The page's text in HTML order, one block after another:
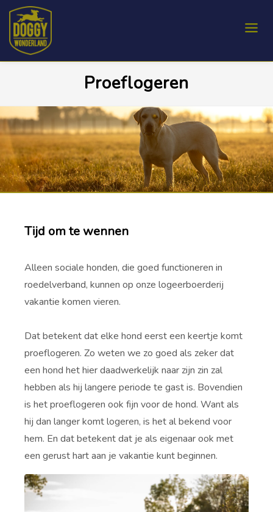
Proeflogeren
Tijd om te wennen
Alleen sociale honden, die goed functioneren in
roedelverband, kunnen op onze logeerboerderij
vakantie komen vieren.
Dat betekent dat elke hond eerst een keertje komt
proeflogeren. Zo weten we zo goed als zeker dat
een hond het hier daadwerkelijk naar zijn zin zal
hebben als hij langere periode te gast is. Bovendien
is het proeflogeren ook fijn voor de hond. Want als
hij dan langer komt logeren, is het al bekend voor
hem. En dat betekent dat je als eigenaar ook met
een gerust hart aan je vakantie kunt beginnen.